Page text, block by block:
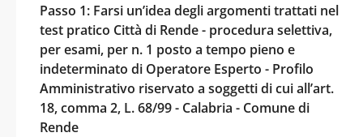
Passo 1: Farsi un’idea degli argomenti trattati nel
test pratico Città di Rende - procedura selettiva,
per esami, per n. 1 posto a tempo pieno e
indeterminato di Operatore Esperto - Profilo
Amministrativo riservato a soggetti di cui all’art.
18, comma 2, L. 68/99 - Calabria - Comune di
Rende